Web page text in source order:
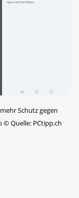
Schutz gegen
©Quelle: PCtipp.ch